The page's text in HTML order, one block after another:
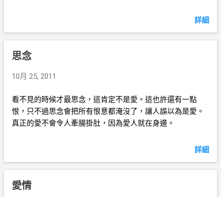
詳細
思念
10月 25, 2011
看不見的時候才最思念，這肯定不是愛。這也許還有一點
恨，只不過思念會把所有恨意都淹沒了，讓人誤以為是愛。
真正的愛不會令人牽腸掛肚，因為愛人就在身邊。
詳細
愛情